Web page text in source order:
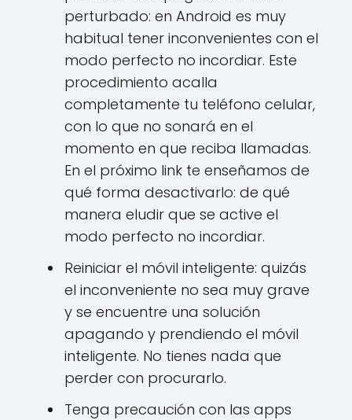
perturbado: en Android es muy
habitual tener inconvenientes con el
modo perfecto no incordiar. Este
procedimiento acalla
completamente tu teléfono celular,
con lo que no sonará en el
momento en que reciba llamadas.
En el próximo link te enseñamos de
qué forma desactivarlo: de qué
manera eludir que se active el
modo perfecto no incordiar.
Reiniciar el móvil inteligente: quizás
el inconveniente no sea muy grave
y se encuentre una solución
apagando y prendiendo el móvil
inteligente. No tienes nada que
perder con procurarlo.
Tenga precaución con las apps